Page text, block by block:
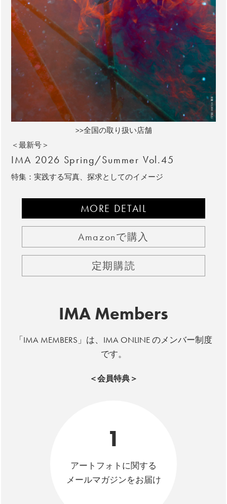
>>全国の取り扱い店舗
＜最新号＞
IMA 2026 Spring/Summer Vol.45
特集：実践する写真、探求としてのイメージ
MORE DETAIL
Amazonで購入
定期購読
IMA Members
「IMA MEMBERS」は、IMA ONLINE のメンバー制度
です。
＜会員特典＞
1
アートフォトに関する
メールマガジンをお届け